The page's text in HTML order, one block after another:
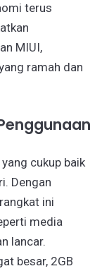
terus
MIUI,
ramah dan
cukup baik
Dengan
ini
media
lancar.
besar, 2GB